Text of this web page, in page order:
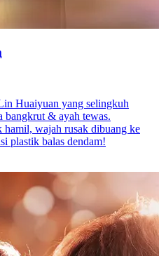
Huaiyuan yang selingkuh
bangkrut & ayah tewas.
hamil, wajah rusak dibuang ke
plastik balas dendam!